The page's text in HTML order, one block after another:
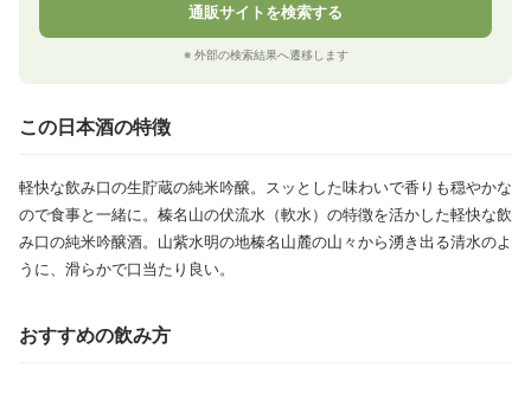
通販サイトを検索する
※ 外部の検索結果へ遷移します
この日本酒の特徴
軽快な飲み口の生貯蔵の純米吟醸。スッとした味わいで香りも穏やかな
ので食事と一緒に。榛名山の伏流水（軟水）の特徴を活かした軽快な飲
み口の純米吟醸酒。山紫水明の地榛名山麓の山々から湧き出る清水のよ
うに、滑らかで口当たり良い。
おすすめの飲み方